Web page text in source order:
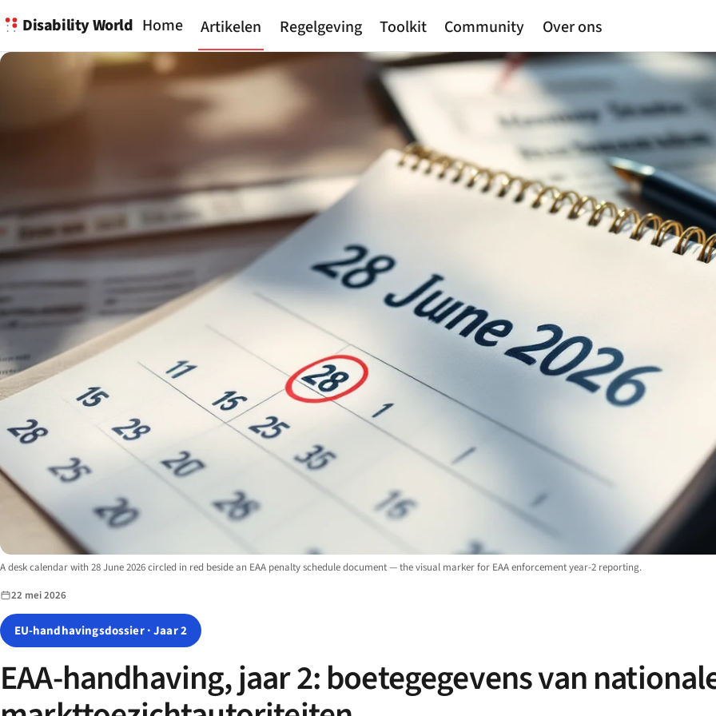
Disability World Home Artikelen Regelgeving Toolkit Community Over ons
Image description:
A desk calendar with 28 June 2026 circled in red beside an EAA penalty schedule document — the visual marker for EAA enforcement year-2 reporting.
22 mei 2026
EU-handhavingsdossier · Jaar 2
EAA-handhaving, jaar 2: boetegegevens van